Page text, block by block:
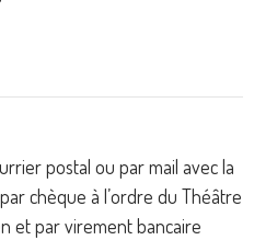
postal ou par mail avec la
chèque à l’ordre du Théâtre
et par virement bancaire